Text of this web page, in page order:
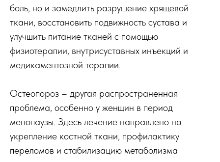
боль, но и замедлить разрушение хрящевой
ткани, восстановить подвижность сустава и
улучшить питание тканей с помощью
физиотерапии, внутрисуставных инъекций и
медикаментозной терапии.
Остеопороз – другая распространенная
проблема, особенно у женщин в период
менопаузы. Здесь лечение направлено на
укрепление костной ткани, профилактику
переломов и стабилизацию метаболизма